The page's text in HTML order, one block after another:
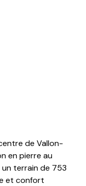
de Vallon-
en pierre au
terrain de 753
et confort